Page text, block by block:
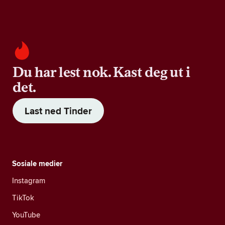
Du har lest nok. Kast deg ut i
det.
Last ned Tinder
Sosiale medier
Instagram
TikTok
YouTube